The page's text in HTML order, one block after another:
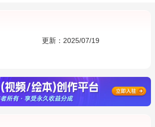
更新：2025/07/19